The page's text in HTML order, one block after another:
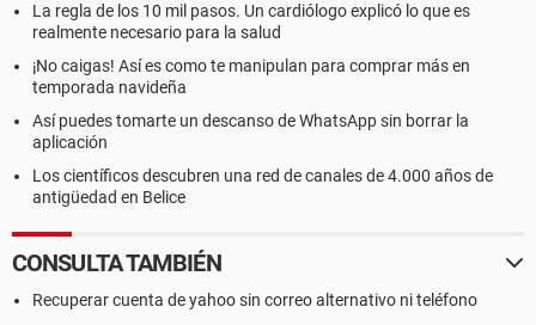
La regla de los 10 mil pasos. Un cardiólogo explicó lo que es
realmente necesario para la salud
¡No caigas! Así es como te manipulan para comprar más en
temporada navideña
Así puedes tomarte un descanso de WhatsApp sin borrar la
aplicación
Los científicos descubren una red de canales de 4.000 años de
antigüedad en Belice
CONSULTA TAMBIÉN
Recuperar cuenta de yahoo sin correo alternativo ni teléfono